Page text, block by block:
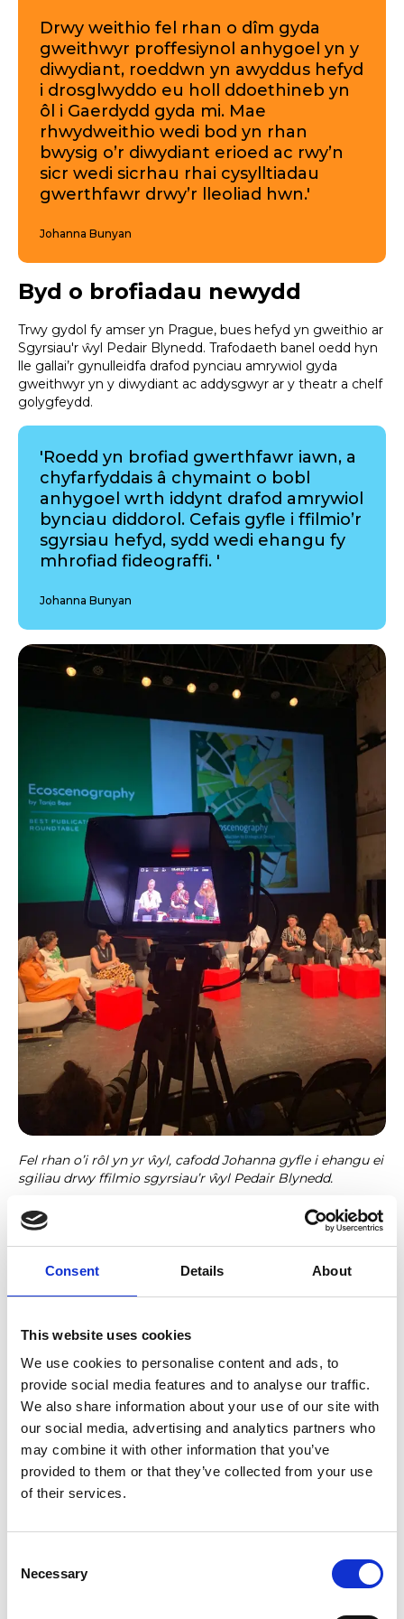
Consent Details About
This website uses cookies
We use cookies to personalise content and ads, to
provide social media features and to analyse our traffic.
We also share information about your use of our site with
our social media, advertising and analytics partners who
may combine it with other information that you’ve
provided to them or that they’ve collected from your use
of their services.
Selection
Necessary
Drwy weithio fel rhan o dîm gyda
gweithwyr proffesiynol anhygoel yn y
diwydiant, roeddwn yn awyddus hefyd
i drosglwyddo eu holl ddoethineb yn
ôl i Gaerdydd gyda mi. Mae
rhwydweithio wedi bod yn rhan
bwysig o’r diwydiant erioed ac rwy’n
sicr wedi sicrhau rhai cysylltiadau
gwerthfawr drwy’r lleoliad hwn.'
Johanna Bunyan
Byd o brofiadau newydd
Trwy gydol fy amser yn Prague, bues hefyd yn gweithio ar
Sgyrsiau'r ŵyl Pedair Blynedd. Trafodaeth banel oedd hyn
lle gallai’r gynulleidfa drafod pynciau amrywiol gyda
gweithwyr yn y diwydiant ac addysgwyr ar y theatr a chelf
golygfeydd.
'Roedd yn brofiad gwerthfawr iawn, a
chyfarfyddais â chymaint o bobl
anhygoel wrth iddynt drafod amrywiol
bynciau diddorol. Cefais gyfle i ffilmio’r
sgyrsiau hefyd, sydd wedi ehangu fy
mhrofiad fideograffi. '
Johanna Bunyan
Fel rhan o’i rôl yn yr ŵyl, cafodd Johanna gyfle i ehangu ei
sgiliau drwy ffilmio sgyrsiau’r ŵyl Pedair Blynedd.
Cefais gyfle hefyd i weithio fel cyswllt ag artistiaid, yn
croesawu siaradwyr a sicrhau eu bod yn gyfforddus a
hapus cyn mynd ar y panel. Mae’r amrywiaeth eang o
brofiadau a gefais drwy weithio ar y Sgyrsiau wedi
cydlynydd.
Cynllunio ar gyfer Perfformio
Bu Krysia Milejski, myfyriwr BA Cynllunio ar gyfer
Perfformio yn gynorthwyydd yng ngweithdai stiwdio’r ŵyl
Pedair Blynedd, yn cynorthwyo ymarferwyr rhyngwladol.
‘Dysgais ffyrdd newydd o drin a thrafod y model, sut i ail-
fframio hierarchaeth mewn timau cynhyrchu, technegau a
meddalwedd newydd ar gyfer cynllunio Gwisgodd yn
ddigidol, a’r agwedd eco-gelf golygfeydd at gynllunio
'Cefais brofiad gwerthfawr iawn yn
cwrdd ag artistiaid o bob cwr o’r byd,